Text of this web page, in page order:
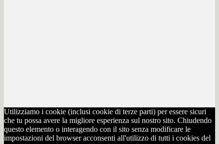
Utilizziamo i cookie (inclusi cookie di terze parti) per essere sicuri
che tu possa avere la migliore esperienza sul nostro sito. Chiudendo
questo elemento o interagendo con il sito senza modificare le
impostazioni del browser acconsenti all'utilizzo di tutti i cookies del